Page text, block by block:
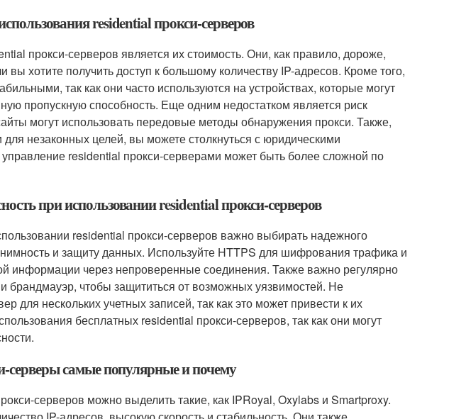
residential прокси-серверов
прокси-серверов является их стоимость. Они, как правило, дороже,
вы хотите получить доступ к большому количеству IP-адресов. Кроме того,
так как они часто используются на устройствах, которые могут
пропускную способность. Еще одним недостатком является риск
могут использовать передовые методы обнаружения прокси. Также,
незаконных целей, вы можете столкнуться с юридическими
residential прокси-серверами может быть более сложной по
при использовании residential прокси-серверов
residential прокси-серверов важно выбирать надежного
и защиту данных. Используйте HTTPS для шифрования трафика и
информации через непроверенные соединения. Также важно регулярно
брандмауэр, чтобы защититься от возможных уязвимостей. Не
для нескольких учетных записей, так как это может привести к их
бесплатных residential прокси-серверов, так как они могут
серверы самые популярные и почему
серверов можно выделить такие, как IPRoyal, Oxylabs и Smartproxy.